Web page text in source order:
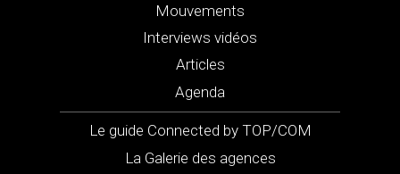
Mouvements
Interviews vidéos
Articles
Agenda
Le guide Connected by TOP/COM
La Galerie des agences